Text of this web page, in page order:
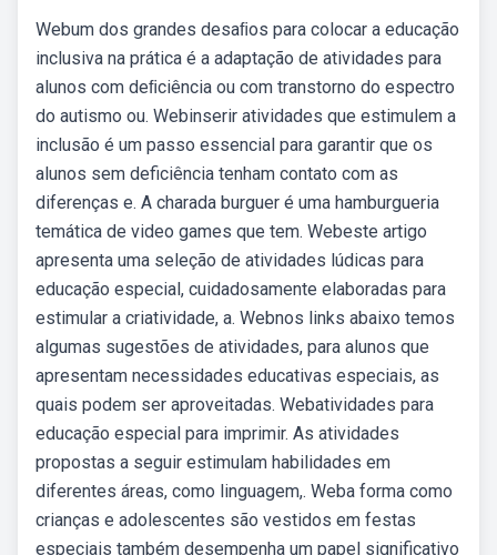
Webum dos grandes desaﬁos para colocar a educação
inclusiva na prática é a adaptação de atividades para
alunos com deﬁciência ou com transtorno do espectro
do autismo ou. Webinserir atividades que estimulem a
inclusão é um passo essencial para garantir que os
alunos sem deficiência tenham contato com as
diferenças e. A charada burguer é uma hamburgueria
temática de video games que tem. Webeste artigo
apresenta uma seleção de atividades lúdicas para
educação especial, cuidadosamente elaboradas para
estimular a criatividade, a. Webnos links abaixo temos
algumas sugestões de atividades, para alunos que
apresentam necessidades educativas especiais, as
quais podem ser aproveitadas. Webatividades para
educação especial para imprimir. As atividades
propostas a seguir estimulam habilidades em
diferentes áreas, como linguagem,. Weba forma como
crianças e adolescentes são vestidos em festas
especiais também desempenha um papel significativo